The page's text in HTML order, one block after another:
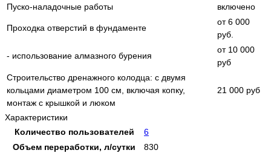
Пуско-наладочные работы включено
Проходка отверстий в фундаменте
от 6 000
руб.
- использование алмазного бурения
от 10 000
руб
Строительство дренажного колодца: с двумя
кольцами диаметром 100 см, включая копку,
монтаж с крышкой и люком
21 000 руб
Характеристики
Количество пользователей
6
Объем переработки, л/сутки
830